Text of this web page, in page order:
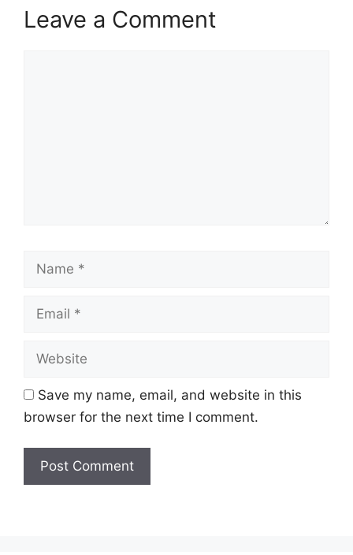
Leave a Comment
Name
Email
Website
Save my name, email, and website in this
browser for the next time I comment.